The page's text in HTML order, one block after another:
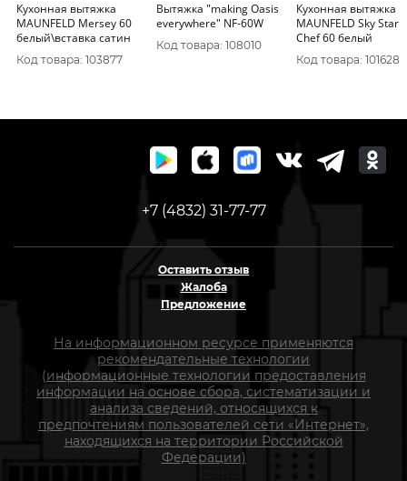
Кухонная вытяжка
MAUNFELD Mersey 60
белый\вставка сатин
Код товара: 103877
Вытяжка "making Оasis
everywhere" NF-60W
Код товара: 108010
Кухонная вытяжка
MAUNFELD Sky Star
Chef 60 белый
Код товара: 101628
+7 (4832) 31-77-77
Оставить отзыв
Жалоба
Предложение
На информационном ресурсе применяются
рекомендательные технологии
(информационные технологии предоставления
информации на основе сбора, систематизации и
анализа сведений, относящихся к
предпочтениям пользователей сети «Интернет»,
находящихся на территории Российской
Федерации)